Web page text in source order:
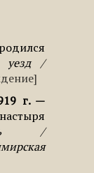
родился
уезд /
г.
/